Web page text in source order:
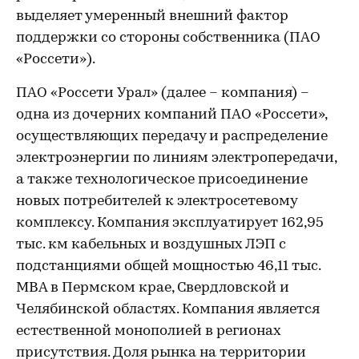
выделяет умеренный внешний фактор
поддержки со стороны собственника (ПАО
«Россети»).
ПАО «Россети Урал» (далее – компания) –
одна из дочерних компаний ПАО «Россети»,
осуществляющих передачу и распределение
электроэнергии по линиям электропередачи,
а также технологическое присоединение
новых потребителей к электросетевому
комплексу. Компания эксплуатирует 162,95
тыс. км кабельных и воздушных ЛЭП с
подстанциями общей мощностью 46,11 тыс.
МВА в Пермском крае, Свердловской и
Челябинской областях. Компания является
естественной монополией в регионах
присутствия. Доля рынка на территории